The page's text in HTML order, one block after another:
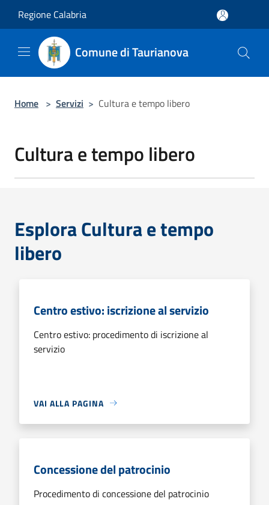
Regione Calabria
Comune di Taurianova
Home > Servizi > Cultura e tempo libero
Cultura e tempo libero
Esplora Cultura e tempo
libero
Centro estivo: iscrizione al servizio
Centro estivo: procedimento di iscrizione al
servizio
VAI ALLA PAGINA
Concessione del patrocinio
Procedimento di concessione del patrocinio